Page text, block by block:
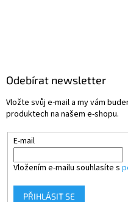
Odebírat newsletter
Vložte svůj e-mail a my vám
produktech na našem e-shopu.
E-mail
Vložením e-mailu souhlasíte s
PŘIHLÁSIT SE